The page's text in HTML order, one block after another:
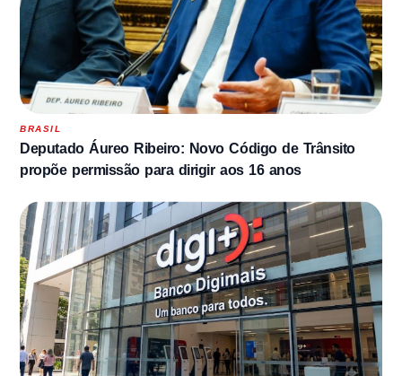
BRASIL
Deputado Áureo Ribeiro: Novo Código de Trânsito
propõe permissão para dirigir aos 16 anos